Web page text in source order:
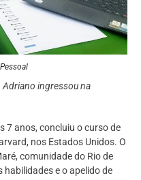
Adriano ingressou na
7 anos, concluiu o curso de
nos Estados Unidos. O
comunidade do Rio de
e o apelido de